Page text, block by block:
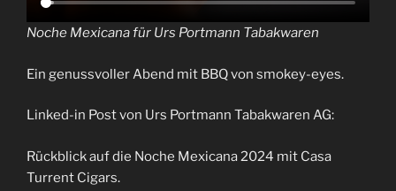
Noche Mexicana für Urs Portmann Tabakwaren
Ein genussvoller Abend mit BBQ von smokey-eyes.
Linked-in Post von Urs Portmann Tabakwaren AG:
Rückblick auf die Noche Mexicana 2024 mit Casa
Turrent Cigars.